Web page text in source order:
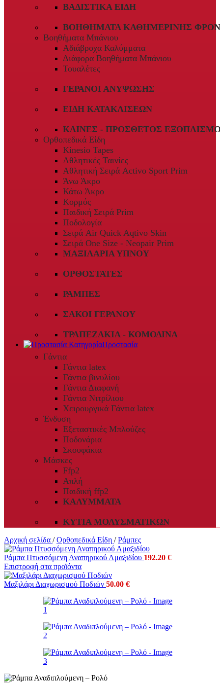
ΒΑΔΙΣΤΙΚΆ ΕΊΔΗ
ΒΟΗΘΉΜΑΤΑ ΚΑΘΗΜΕΡΙΝΉΣ
Βοηθήματα Μπάνιου
Αδιάβροχα Καλύμματα
Διάφορα Βοηθήματα Μπάνιου
Τουαλέτες
ΓΕΡΑΝΟΊ ΑΝΎΨΩΣΗΣ
ΕΊΔΗ ΚΑΤΑΚΛΊΣΕΩΝ
ΚΛΊΝΕΣ - ΠΡΌΣΘΕΤΟΣ
Ορθοπεδικά Είδη
Kinesio Tapes
Αθλητικές Ταινίες
Αθλητική Σειρά Activo Sport Prim
Άνω Άκρο
Κάτω Άκρο
Κορμός
Παιδική Σειρά Prim
Ποδολογία
Σειρά Air Quick Aqtivo Skin
Σειρά One Size - Neopair Prim
ΜΑΞΙΛΆΡΙΑ ΎΠΝΟΥ
ΟΡΘΟΣΤΆΤΕΣ
ΡΆΜΠΕΣ
ΣΆΚΟΙ ΓΕΡΑΝΟΎ
ΤΡΑΠΕΖΆΚΙΑ - ΚΟΜΟΔΊΝΑ
Προστασία
Γάντια
Γάντια latex
Γάντια βινυλίου
Γάντια Διαφανή
Γάντια Νιτρίλιου
Χειρουργικά Γάντια latex
Ένδυση
Εξεταστικές Μπλούζες
Ποδονάρια
Σκουφάκια
Μάσκες
Ffp2
Απλή
Παιδική ffp2
ΚΑΛΎΜΜΑΤΑ
ΚΥΤΊΑ ΜΟΛΥΣΜΑΤΙΚΏΝ
Αρχική σελίδα / Ορθοπεδικά Είδη / Ράμπες
Ράμπα Πτυσσόμενη Αναπηρικού Αμαξιδίου 192.20 €
Επιστροφή στα προϊόντα
Μαξιλάρι Διαχωρισμού Ποδιών 50.00 €